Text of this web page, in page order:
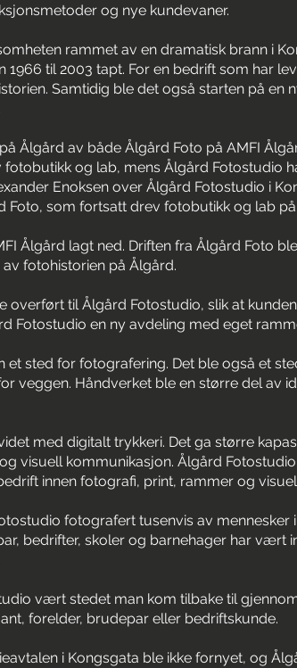
og nye kundevaner.
rammet av en dramatisk brann i
1966 til 2003 tapt. For en bedrift som har
Samtidig ble det også starten på en
Ålgård av både Ålgård Foto på AMFI
fotobutikk og lab, mens Ålgård Fotostudio
Enoksen over Ålgård Fotostudio i
Foto, som fortsatt drev fotobutikk og lab på
Ålgård lagt ned. Driften fra Ålgård Foto
fotohistorien på Ålgård.
overført til Ålgård Fotostudio, slik at
Fotostudio en ny avdeling med eget
et sted for fotografering. Det ble også et
veggen. Håndverket ble en større del av
med digitalt trykkeri. Det ga større
visuell kommunikasjon. Ålgård
innen fotografi, print, rammer og
fotografert tusenvis av mennesker
bedrifter, skoler og barnehager har vært
vært stedet man kom tilbake til
forelder, brudepar eller bedriftskunde.
i Kongsgata ble ikke fornyet, og